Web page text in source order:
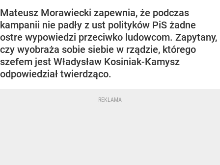
Mateusz Morawiecki zapewnia, że podczas
kampanii nie padły z ust polityków PiS żadne
ostre wypowiedzi przeciwko ludowcom. Zapytany,
czy wyobraża sobie siebie w rządzie, którego
szefem jest Władysław Kosiniak-Kamysz
odpowiedział twierdząco.